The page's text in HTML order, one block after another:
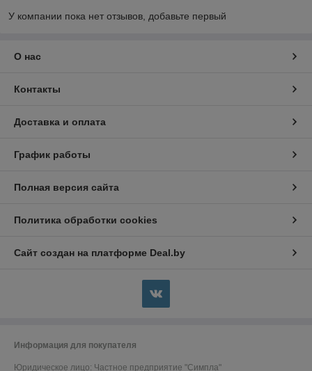
У компании пока нет отзывов, добавьте первый
О нас
Контакты
Доставка и оплата
График работы
Полная версия сайта
Политика обработки cookies
Сайт создан на платформе Deal.by
Информация для покупателя
Юридическое лицо: Частное предприятие "Симпла"